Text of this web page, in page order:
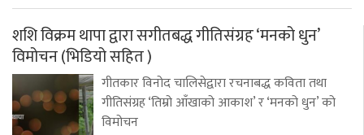
शशि विक्रम थापा द्वारा सगीतबद्ध गीतिसंग्रह ‘मनको धुन’
विमोचन (भिडियो सहित )
गीतकार विनोद चालिसेद्वारा रचनाबद्ध कविता तथा
गीतिसंग्रह ‘तिम्रो आँखाको आकाश’ र ‘मनको धुन’ को
विमोचन